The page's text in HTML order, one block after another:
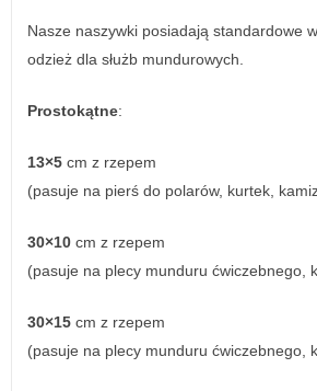
Nasze naszywki posiadają standardowe
odzież dla służb mundurowych.
Prostokątne:
13×5 cm z rzepem
(pasuje na pierś do polarów, kurtek,
30×10 cm z rzepem
(pasuje na plecy munduru ćwiczebnego,
30×15 cm z rzepem
(pasuje na plecy munduru ćwiczebnego,